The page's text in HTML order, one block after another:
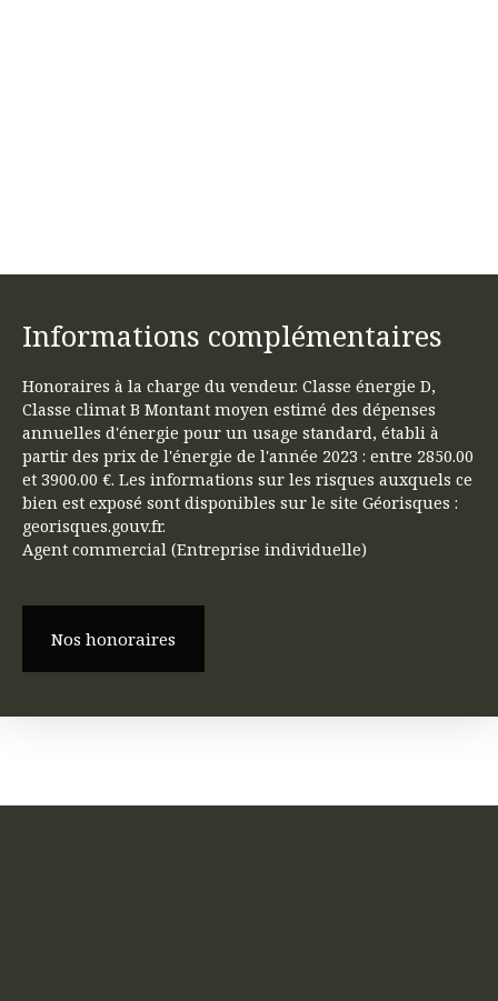
Informations complémentaires
Honoraires à la charge du vendeur. Classe énergie D,
Classe climat B Montant moyen estimé des dépenses
annuelles d'énergie pour un usage standard, établi à
partir des prix de l'énergie de l'année 2023 : entre 2850.00
et 3900.00 €. Les informations sur les risques auxquels ce
bien est exposé sont disponibles sur le site Géorisques :
georisques.gouv.fr.
Agent commercial (Entreprise individuelle)
Nos honoraires